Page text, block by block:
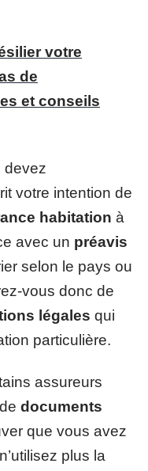
votre
de
et conseils
devez
votre intention de
habitation à
avec un préavis
selon le pays ou
vous donc de
légales qui
particulière.
assureurs
documents
que vous avez
plus la